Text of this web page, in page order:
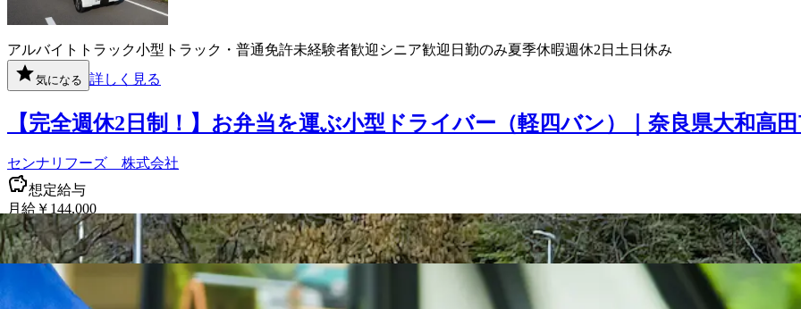
アルバイト トラック小型トラック・普通免許未経験者歓迎 シニア歓迎 日勤のみ夏季休暇週休2日 土日休み
気になる 詳しく見る
【完全週休2日制！】お弁当を運ぶ小型ドライバー（軽四バン）｜奈良県大和高
センナリフーズ 株式会社
想定給与
月給￥144,000
勤務時間
午前8時30分〜午後4時40分
勤務地
奈良県大和高田市